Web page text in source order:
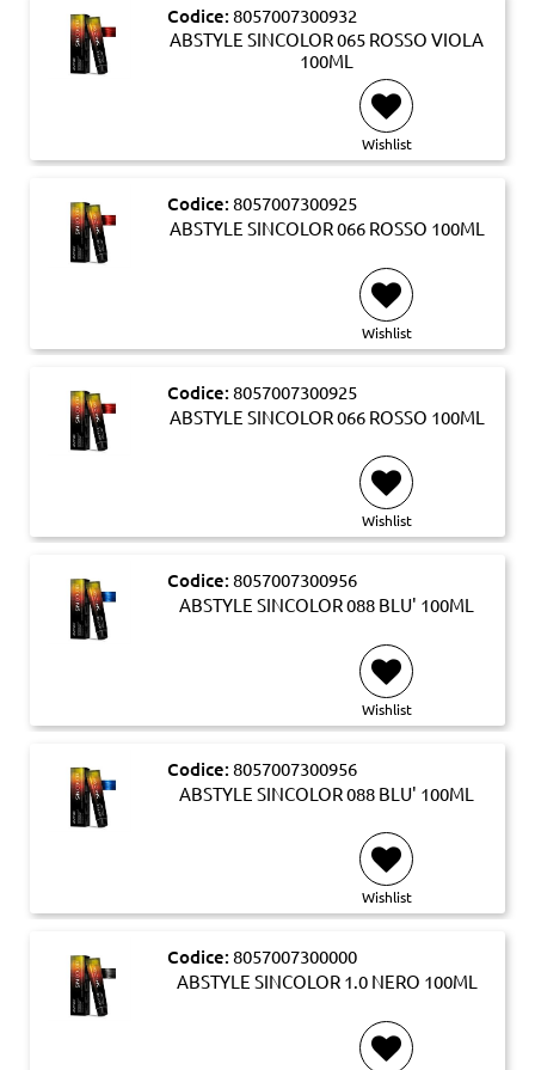
Codice: 8057007300932
ABSTYLE SINCOLOR 065 ROSSO VIOLA
100ML
Wishlist
Codice: 8057007300925
ABSTYLE SINCOLOR 066 ROSSO 100ML
Wishlist
Codice: 8057007300925
ABSTYLE SINCOLOR 066 ROSSO 100ML
Wishlist
Codice: 8057007300956
ABSTYLE SINCOLOR 088 BLU' 100ML
Wishlist
Codice: 8057007300956
ABSTYLE SINCOLOR 088 BLU' 100ML
Wishlist
Codice: 8057007300000
ABSTYLE SINCOLOR 1.0 NERO 100ML